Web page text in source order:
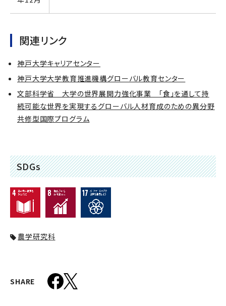
関連リンク
神戸大学キャリアセンター
神戸大学大学教育推進機構グローバル教育センター
文部科学省 大学の世界展開力強化事業 「食」を通して持
続可能な世界を実現するグローバル人材育成のための異分野
共修型国際プログラム
SDGs
農学研究科
SHARE